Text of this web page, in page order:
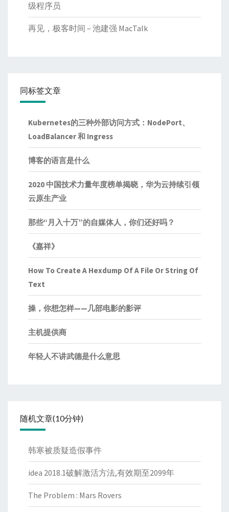
级程序员
再见，极客时间 – 池建强 MacTalk
同标签文章
Kubernetes的三种外部访问方式：NodePort、
LoadBalancer 和 Ingress
博客的语言是什么
2020 中国技术力量年度榜单揭晓，华为云持续引领
云原生产业
那些“月入十万”的自媒体人，你们还好吗？
《嘉祥》
How To Create A Hexdump Of A File Or String Of
Text
操，你想怎样——几部电影的影评
主机提供商
年轻人不讲武德是什么意思
随机文章(10分钟)
韩寒被质疑造假事件
idea 2018.1破解激活方法,有效期至2099年
The Problem : Mars Rovers